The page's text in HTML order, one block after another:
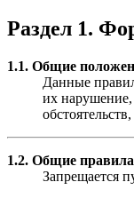
Раздел 1.
1.1. Общие
Данные
их
1.2. Общие правила
Запрещается